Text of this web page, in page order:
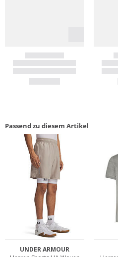
Passend zu diesem Artikel